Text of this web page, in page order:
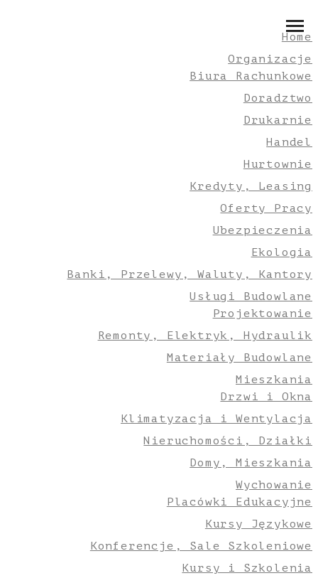
Home
Organizacje
Biura Rachunkowe
Doradztwo
Drukarnie
Handel
Hurtownie
Kredyty, Leasing
Oferty Pracy
Ubezpieczenia
Ekologia
Banki, Przelewy, Waluty, Kantory
Usługi Budowlane
Projektowanie
Remonty, Elektryk, Hydraulik
Materiały Budowlane
Mieszkania
Drzwi i Okna
Klimatyzacja i Wentylacja
Nieruchomości, Działki
Domy, Mieszkania
Wychowanie
Placówki Edukacyjne
Kursy Językowe
Konferencje, Sale Szkoleniowe
Kursy i Szkolenia